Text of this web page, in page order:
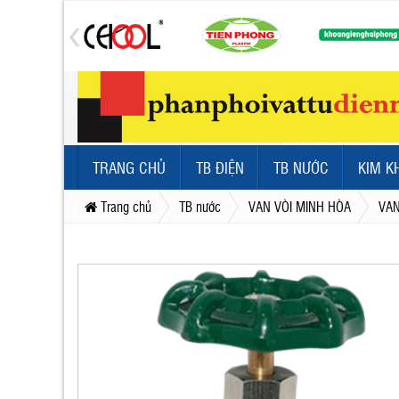
TRANG CHỦ TB ĐIỆN TB NƯỚC KIM
Trang chủ TB nước VAN VÒI MINH HÒA